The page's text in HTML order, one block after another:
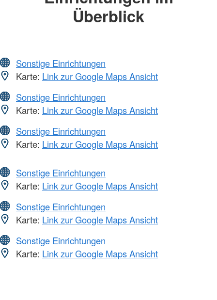
Überblick
Sonstige Einrichtungen
Karte: Link zur Google Maps Ansicht
Sonstige Einrichtungen
Karte: Link zur Google Maps Ansicht
Sonstige Einrichtungen
Karte: Link zur Google Maps Ansicht
Sonstige Einrichtungen
Karte: Link zur Google Maps Ansicht
Sonstige Einrichtungen
Karte: Link zur Google Maps Ansicht
Sonstige Einrichtungen
Karte: Link zur Google Maps Ansicht